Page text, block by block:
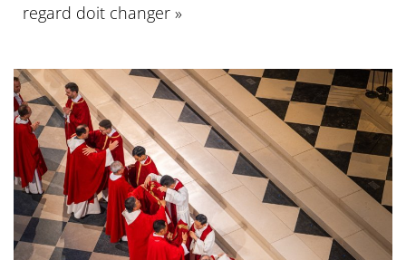
regard doit changer »